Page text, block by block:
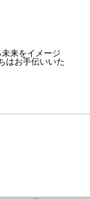
来をイメージ
はお手伝いいた